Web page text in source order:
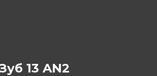
13 AN2